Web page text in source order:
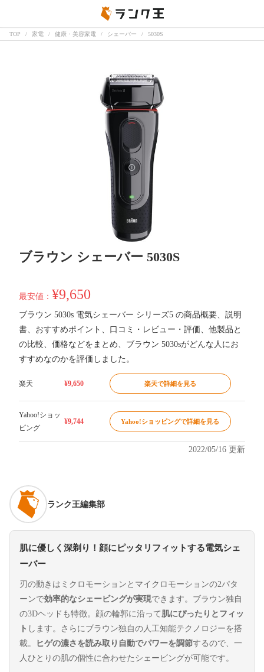
TOP 家電 健康・美容家電 シェーバー 5030S
ブラウン シェーバー 5030S
最安値： ¥9,650
ブラウン 5030s 電気シェーバー シリーズ5 の商品概要、説明
書、おすすめポイント、口コミ・レビュー・評価、他製品と
の比較、価格などをまとめ、ブラウン 5030sがどんな人にお
すすめなのかを評価しました。
楽天 ¥9,650 楽天で詳細を見る
Yahoo!ショッ
ピング
¥9,744 Yahoo!ショッピングで詳細を見る
2022/05/16 更新
ランク王編集部
肌に優しく深剃り！顔にピッタリフィットする電気シェ
ーバー
刃の動きはミクロモーションとマイクロモーションの2パタ
ーンで効率的なシェービングが実現できます。ブラウン独自
の3Dヘッドも特徴。顔の輪郭に沿って 肌にぴったりとフィッ
ト します。さらにブラウン独自の人工知能テクノロジーを搭
載。
ヒゲの濃さを読み取り自動でパワーを調節するので、一
人ひとりの肌の個性に合わせたシェービングが可能です。